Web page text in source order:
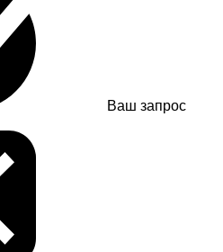
Ваш запрос